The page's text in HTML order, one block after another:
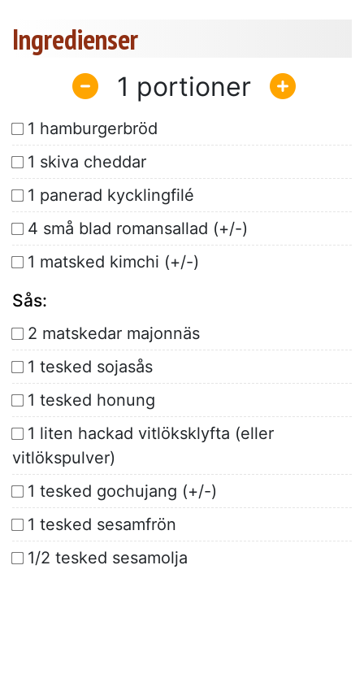
Ingredienser
1
1 hamburgerbröd
1 skiva cheddar
1 panerad kycklingfilé
4 små blad romansallad (+/-)
1 matsked kimchi (+/-)
Sås:
2 matskedar majonnäs
1 tesked sojasås
1 tesked honung
1 liten hackad vitlöksklyfta (eller
vitlökspulver)
1 tesked gochujang (+/-)
1 tesked sesamfrön
1/2 tesked sesamolja